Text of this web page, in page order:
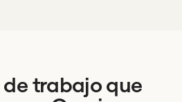
de trabajo que